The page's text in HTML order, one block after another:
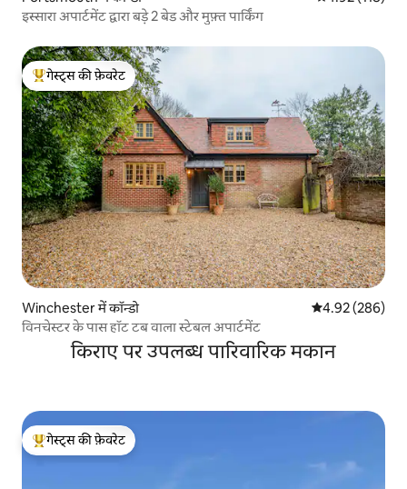
इस्सारा अपार्टमेंट द्वारा बड़े 2 बेड और मुफ़्त पार्किंग
गेस्ट्स का टॉप फ़ेवरेट
गेस्ट्स की फ़ेवरेट
Winchester में कॉन्डो औसत रेटिंग 5 में से
4.92 (286)
विनचेस्टर के पास हॉट टब वाला स्टेबल अपार्टमेंट
किराए पर उपलब्ध पारिवारिक मकान
गेस्ट्स का टॉप फ़ेवरेट
गेस्ट्स की फ़ेवरेट